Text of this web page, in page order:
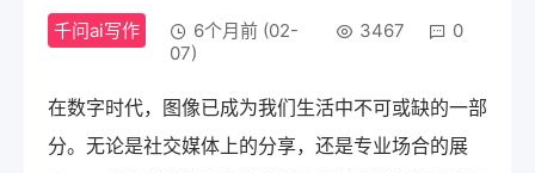
千问ai写作
6个月前 (02-
07)
3467 0
在数字时代，图像已成为我们生活中不可或缺的一部
分。无论是社交媒体上的分享，还是专业场合的展